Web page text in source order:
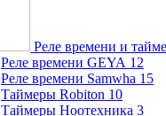
Реле времени и
Реле времени GEYA 12
Реле времени Samwha 15
Таймеры Robiton 10
Таймеры Ноотехника 3